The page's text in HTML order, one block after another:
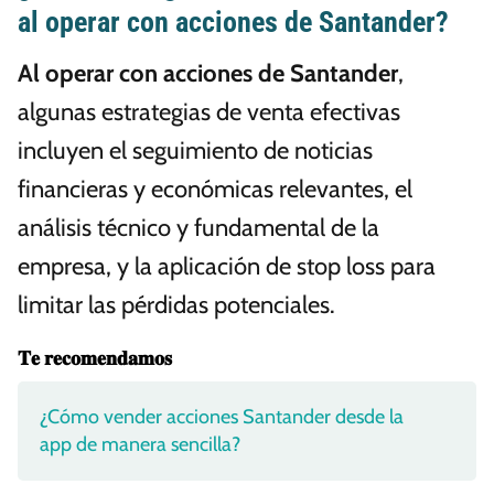
al operar con acciones de Santander?
Al operar con acciones de Santander,
algunas estrategias de venta efectivas
incluyen el seguimiento de noticias
financieras y económicas relevantes, el
análisis técnico y fundamental de la
empresa, y la aplicación de stop loss para
limitar las pérdidas potenciales.
𝐓𝐞 𝐫𝐞𝐜𝐨𝐦𝐞𝐧𝐝𝐚𝐦𝐨𝐬
¿Cómo vender acciones Santander desde la
app de manera sencilla?